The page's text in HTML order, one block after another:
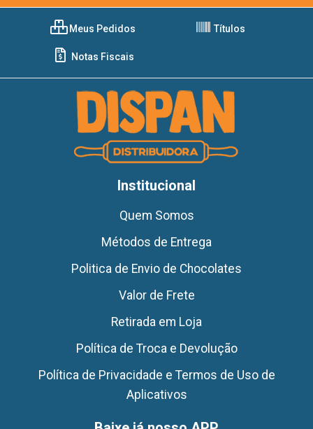
Meus Pedidos Títulos
Notas Fiscais
Institucional
Quem Somos
Métodos de Entrega
Politica de Envio de Chocolates
Valor de Frete
Retirada em Loja
Política de Troca e Devolução
Política de Privacidade e Termos de Uso de
Aplicativos